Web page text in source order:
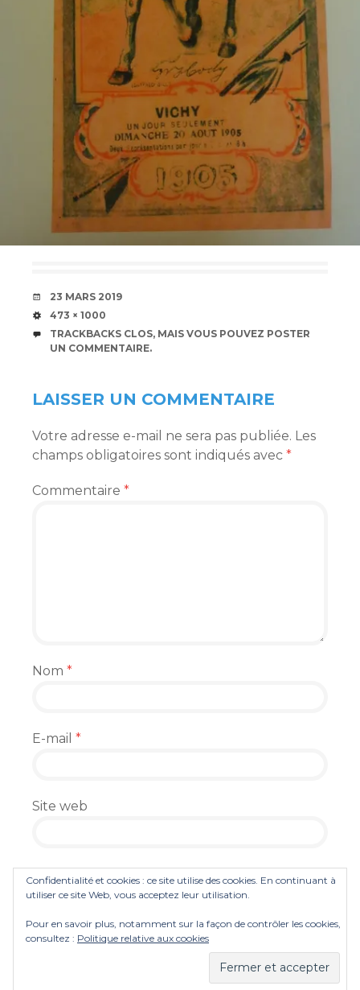
DATE
23 MARS 2019
TAILLE
473 × 1000
TRACKBACKS CLOS, MAIS VOUS POUVEZ POSTER
UN COMMENTAIRE.
LAISSER UN COMMENTAIRE
Votre adresse e-mail ne sera pas publiée. Les
champs obligatoires sont indiqués avec *
Commentaire *
Nom *
E-mail *
Site web
Enregistrer mon nom, mon e-mail et mon
site dans le navigateur pour mon prochain
Confidentialité et cookies : ce site utilise des cookies. En continuant à
utiliser ce site Web, vous acceptez leur utilisation.
Pour en savoir plus, notamment sur la façon de contrôler les cookies,
consultez : Politique relative aux cookies